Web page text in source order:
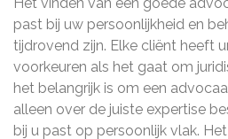
past bij uw persoonlijkheid en
tijdrovend zijn. Elke cliënt heeft
voorkeuren als het gaat om
het belangrijk is om een
alleen over de juiste expertise
bij u past op persoonlijk vlak.